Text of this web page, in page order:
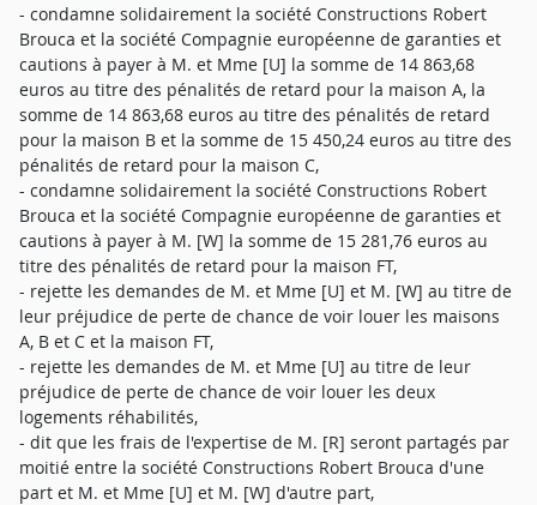
- condamne solidairement la société Constructions Robert
Brouca et la société Compagnie européenne de garanties et
cautions à payer à M. et Mme [U] la somme de 14 863,68
euros au titre des pénalités de retard pour la maison A, la
somme de 14 863,68 euros au titre des pénalités de retard
pour la maison B et la somme de 15 450,24 euros au titre des
pénalités de retard pour la maison C,
- condamne solidairement la société Constructions Robert
Brouca et la société Compagnie européenne de garanties et
cautions à payer à M. [W] la somme de 15 281,76 euros au
titre des pénalités de retard pour la maison FT,
- rejette les demandes de M. et Mme [U] et M. [W] au titre de
leur préjudice de perte de chance de voir louer les maisons
A, B et C et la maison FT,
- rejette les demandes de M. et Mme [U] au titre de leur
préjudice de perte de chance de voir louer les deux
logements réhabilités,
- dit que les frais de l'expertise de M. [R] seront partagés par
moitié entre la société Constructions Robert Brouca d'une
part et M. et Mme [U] et M. [W] d'autre part,